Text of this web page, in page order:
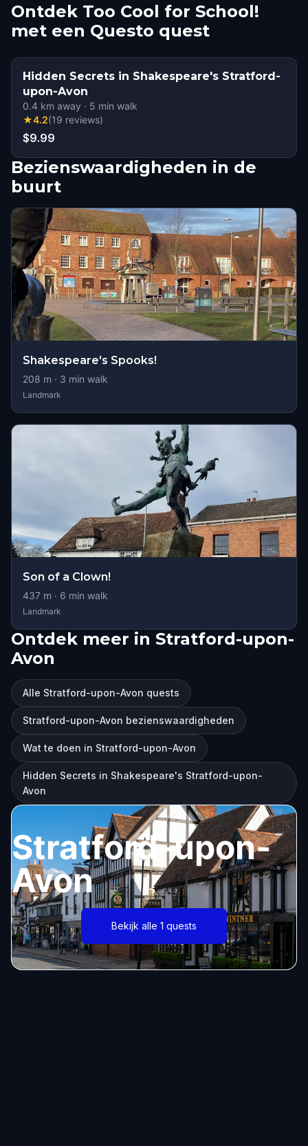
Ontdek Too Cool for School!
met een Questo quest
Hidden Secrets in Shakespeare's Stratford-
upon-Avon
0.4 km away · 5 min walk
★4.2(19 reviews)
$9.99
Bezienswaardigheden in de
buurt
Shakespeare's Spooks!
208 m · 3 min walk
Landmark
Son of a Clown!
437 m · 6 min walk
Landmark
Ontdek meer in Stratford-upon-
Avon
Alle Stratford-upon-Avon quests
Stratford-upon-Avon bezienswaardigheden
Wat te doen in Stratford-upon-Avon
Hidden Secrets in Shakespeare's Stratford-upon-
Avon
Stratford-upon-
Avon
Bekijk alle 1 quests